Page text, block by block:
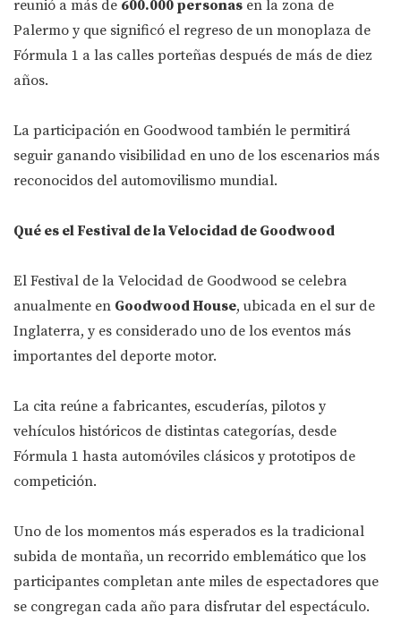
reunió a más de 600.000 personas en la zona de
Palermo y que significó el regreso de un monoplaza de
Fórmula 1 a las calles porteñas después de más de diez
años.
La participación en Goodwood también le permitirá
seguir ganando visibilidad en uno de los escenarios más
reconocidos del automovilismo mundial.
Qué es el Festival de la Velocidad de Goodwood
El Festival de la Velocidad de Goodwood se celebra
anualmente en Goodwood House, ubicada en el sur de
Inglaterra, y es considerado uno de los eventos más
importantes del deporte motor.
La cita reúne a fabricantes, escuderías, pilotos y
vehículos históricos de distintas categorías, desde
Fórmula 1 hasta automóviles clásicos y prototipos de
competición.
Uno de los momentos más esperados es la tradicional
subida de montaña, un recorrido emblemático que los
participantes completan ante miles de espectadores que
se congregan cada año para disfrutar del espectáculo.